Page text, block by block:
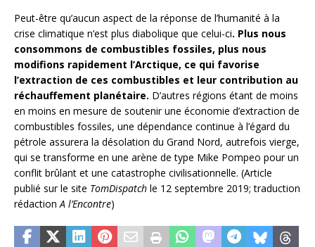
Peut-être qu’aucun aspect de la réponse de l’humanité à la
crise climatique n’est plus diabolique que celui-ci. Plus nous
consommons de combustibles fossiles, plus nous
modifions rapidement l’Arctique, ce qui favorise
l’extraction de ces combustibles et leur contribution au
réchauffement planétaire. D’autres régions étant de moins
en moins en mesure de soutenir une économie d’extraction de
combustibles fossiles, une dépendance continue à l’égard du
pétrole assurera la désolation du Grand Nord, autrefois vierge,
qui se transforme en une arène de type Mike Pompeo pour un
conflit brûlant et une catastrophe civilisationnelle. (Article
publié sur le site TomDispatch le 12 septembre 2019; traduction
rédactionA l’Encontre)